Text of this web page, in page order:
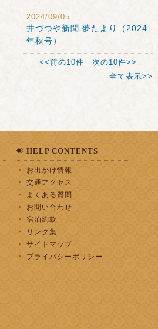
2024/09/05
井づつや新聞 夢たより（2024
年秋号）
<<前の10件
次の10件>>
全て表示>>
HELP CONTENTS
お出かけ情報
交通アクセス
よくある質問
お問い合わせ
宿泊約款
リンク集
サイトマップ
プライバシーポリシー